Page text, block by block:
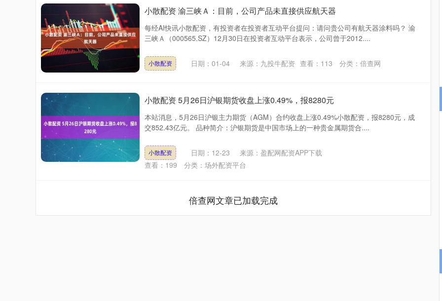
小散配资 渝三峡Ａ：目前，公司产品未直接供应航天器
每经AI快讯小散配资，有投资者在投资者互动平台提问：请问贵公司有航天器涂料吗？ 渝
三峡Ａ（000565.SZ）12月30日在投资者互动平台表示，公司曾于2012....
小散配资 日期：01-04 来源：九投牛配资 查看： 113 分类： 倍查网
小散配资 5月26日沪银期货收盘上涨0.49%，报8280元
本站消息，5月26日沪银主力期货（AGM）合约收盘上涨0.49%小散配资，报8280元，成
交852.43亿元。 品种简介：沪银期货是中国市场上的一种贵金属期货合....
小散配资 日期：12-23
来源：盈配网配资APP下载
查看： 199 分类： 场外配资平台
倍查网文章已加载完成
深证成指 14110.12 -34.08 -0.24% 沪深300 4651.31